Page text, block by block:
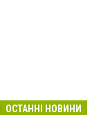
ОСТАННІ НОВИНИ